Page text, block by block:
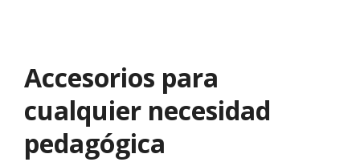
Accesorios para
cualquier necesidad
pedagógica